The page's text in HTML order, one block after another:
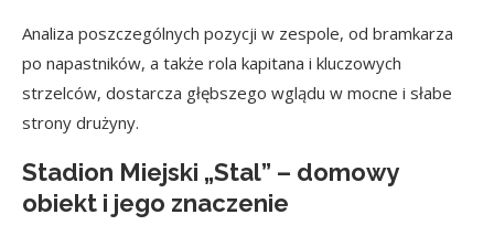
Analiza poszczególnych pozycji w zespole, od bramkarza
po napastników, a także rola kapitana i kluczowych
strzelców, dostarcza głębszego wglądu w mocne i słabe
strony drużyny.
Stadion Miejski „Stal” – domowy
obiekt i jego znaczenie